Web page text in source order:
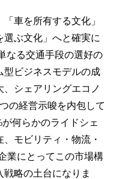
車を所有する文化」
ぶ文化」へと確実に
なる交通手段の選好の
型ビジネスモデルの成
シェアリングエコノ
の経営示唆を内包して
何らかのライドシェ
モビリティ・物流・
業にとってこの市場構
略の土台になりま